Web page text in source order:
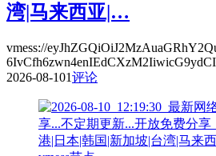
湾|马来西亚|…
vmess://
2026-08-101评论